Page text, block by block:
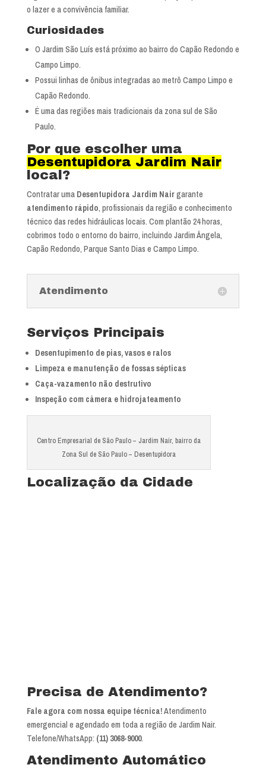
o lazer e a convivência familiar.
Curiosidades
O Jardim São Luís está próximo ao bairro do Capão Redondo e
Campo Limpo.
Possui linhas de ônibus integradas ao metrô Campo Limpo e
Capão Redondo.
É uma das regiões mais tradicionais da zona sul de São
Paulo.
Por que escolher uma
Desentupidora Jardim Nair
local?
Contratar uma Desentupidora Jardim Nairgarante
atendimento rápido, profissionais da região e conhecimento
técnico das redes hidráulicas locais. Com plantão 24 horas,
cobrimos todo o entorno do bairro, incluindo Jardim Ângela,
Capão Redondo, Parque Santo Dias e Campo Limpo.
Atendimento
Serviços Principais
Desentupimento de pias, vasos e ralos
Limpeza e manutenção de fossas sépticas
Caça-vazamento não destrutivo
Inspeção com câmera e hidrojateamento
Centro Empresarial de São Paulo – Jardim Nair, bairro da
Zona Sul de São Paulo – Desentupidora
Localização da Cidade
Precisa de Atendimento?
Fale agora com nossa equipe técnica!Atendimento
emergencial e agendado em toda a região de Jardim Nair.
Telefone/WhatsApp: (11) 3068-9000.
Atendimento Automático